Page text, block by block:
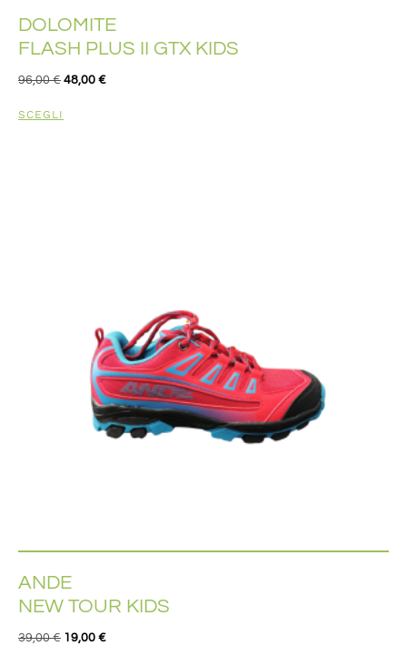
DOLOMITE
FLASH PLUS II GTX KIDS
96,00€ 48,00 €
SCEGLI
ANDE
NEW TOUR KIDS
39,00€ 19,00 €